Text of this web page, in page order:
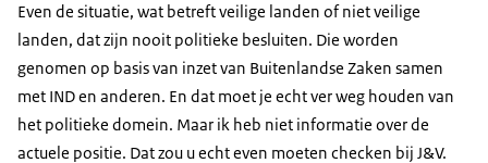
Even de situatie, wat betreft veilige landen of niet veilige
landen, dat zijn nooit politieke besluiten. Die worden
genomen op basis van inzet van Buitenlandse Zaken samen
met IND en anderen. En dat moet je echt ver weg houden van
het politieke domein. Maar ik heb niet informatie over de
actuele positie. Dat zou u echt even moeten checken bij J&V.